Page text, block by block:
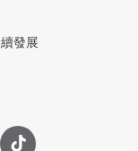
發展